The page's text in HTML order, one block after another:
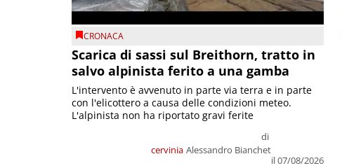
CRONACA
Scarica di sassi sul Breithorn, tratto in
salvo alpinista ferito a una gamba
cervinia
di
Alessandro Bianchet
il 07/08/2026
L'intervento è avvenuto in parte via terra e in parte
con l'elicottero a causa delle condizioni meteo.
L'alpinista non ha riportato gravi ferite